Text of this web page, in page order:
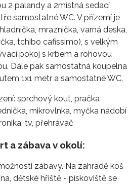
2 palandy a 2místná sedací
samostatné WC. V přízemí je
mraznička, varná deska,
tchibo cafissimo), s velkým
pokoj s krbem a rohovou
Dále pak samostatná koupelna
1x1 metr a samostatné WC.
sprchový kout, pračka
mikrovlnka, myčka nádobí
tv, přehrávač
a zábava v okolí:
zábavy. Na zahradě koš
dětské hřiště - pískoviště se